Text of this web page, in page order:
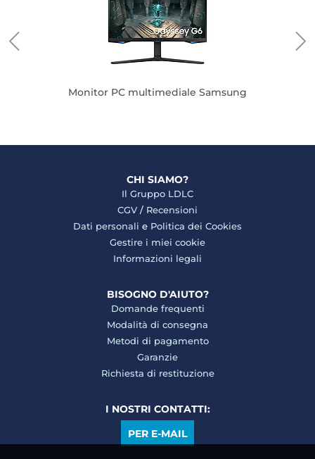
Monitor PC multimediale Samsung
CHI SIAMO?
Il Gruppo LDLC
CGV / Recensioni
Dati personali e Politica dei Cookies
Gestire i miei cookie
Informazioni legali
BISOGNO D'AIUTO?
Domande frequenti
Modalità di consegna
Metodi di pagamento
Garanzie
Richiesta di restituzione
I NOSTRI CONTATTI:
PER E-MAIL